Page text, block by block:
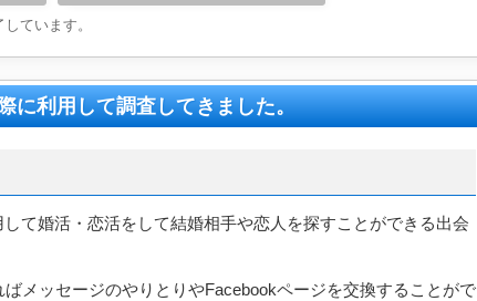
ています。
に利用して調査してきました。
て婚活・恋活をして結婚相手や恋人を探すことができる出会
メッセージのやりとりやFacebookページを交換することがで